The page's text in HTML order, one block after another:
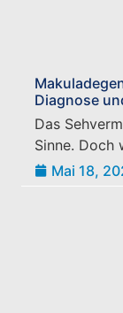
Diagnose
Das
Sinne. Doch
Mai 18,